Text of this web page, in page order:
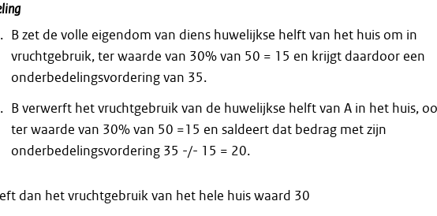
B zet de volle eigendom van diens huwelijkse helft van het huis om in
vruchtgebruik, ter waarde van 30% van 50 = 15 en krijgt daardoor een
onderbedelingsvordering van 35.
B verwerft het vruchtgebruik van de huwelijkse helft van A in het huis,
ter waarde van 30% van 50 =15 en saldeert dat bedrag met zijn
onderbedelingsvordering 35 -/- 15 = 20.
dan het vruchtgebruik van het hele huis waard 30